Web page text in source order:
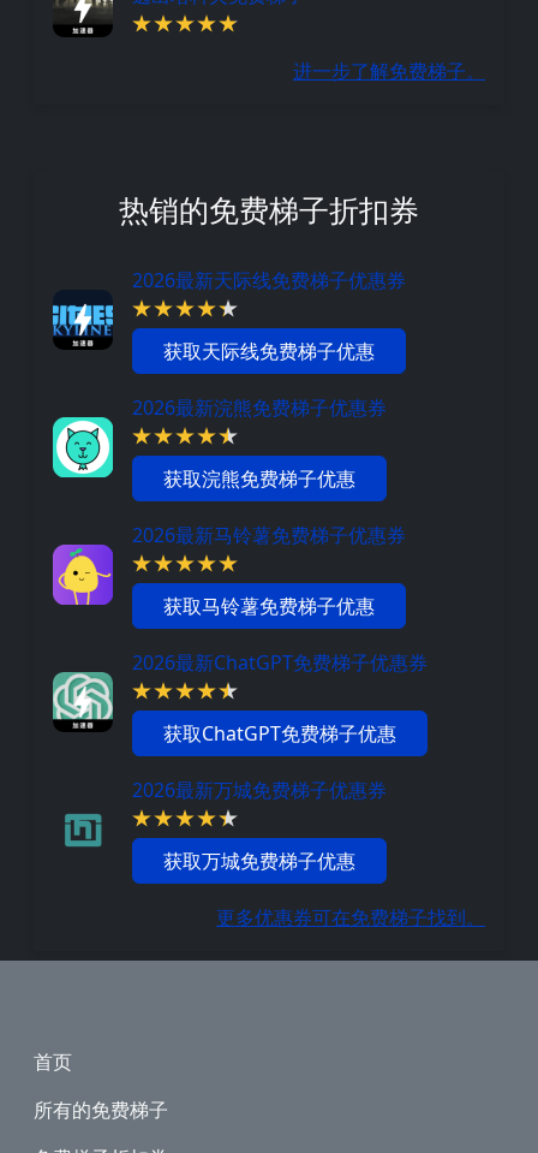
进一步了解免费梯子。
热销的免费梯子折扣券
2026最新天际线免费梯子优惠券
获取天际线免费梯子优惠
2026最新浣熊免费梯子优惠券
获取浣熊免费梯子优惠
2026最新马铃薯免费梯子优惠券
获取马铃薯免费梯子优惠
2026最新ChatGPT免费梯子优惠券
获取ChatGPT免费梯子优惠
2026最新万城免费梯子优惠券
获取万城免费梯子优惠
更多优惠券可在免费梯子找到。
Footer
首页
所有的免费梯子